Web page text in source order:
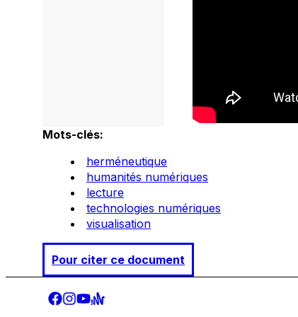
Mots-clés:
herméneutique
humanités numériques
lecture
technologies numériques
visualisation
Pour citer ce document